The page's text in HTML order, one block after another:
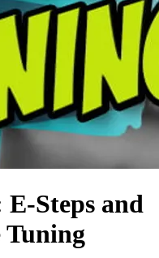
E-Steps and
Tuning